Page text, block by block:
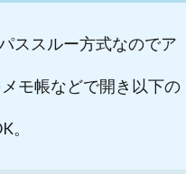
ススルー方式なのでア
モ帳などで開き以下の
。